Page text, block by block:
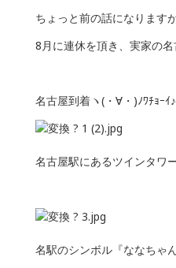
ちょっと前の話になります
8月に連休を頂き、実家の名
名古屋到着ヽ(・∀・)ﾉﾜﾁｮｰｲ♪
名古屋駅にあるツインタワー
名駅のシンボル『ななちゃ